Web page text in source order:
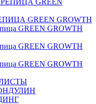
GREEN GROWTH
GREEN GROWTH
GREEN GROWTH
GREEN GROWTH